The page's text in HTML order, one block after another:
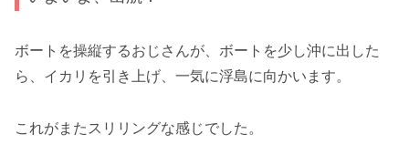
ボートを操縦するおじさんが、ボートを少し沖に出した
ら、イカリを引き上げ、一気に浮島に向かいます。
これがまたスリリングな感じでした。